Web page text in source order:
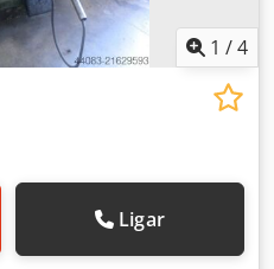
1 /4
Ligar